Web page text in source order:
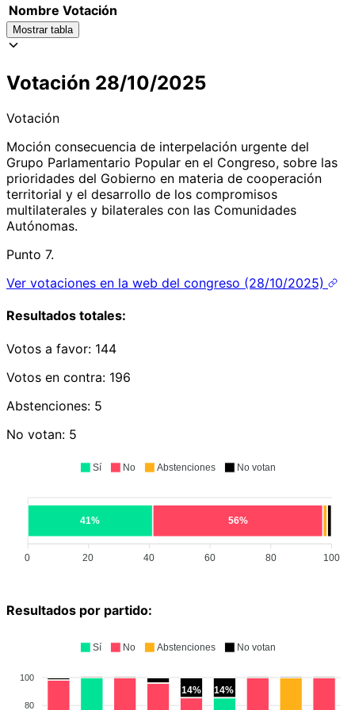
Nombre Votación
Mostrar tabla
Votación 28/10/2025
Votación
Moción consecuencia de interpelación urgente del
Grupo Parlamentario Popular en el Congreso, sobre las
prioridades del Gobierno en materia de cooperación
territorial y el desarrollo de los compromisos
multilaterales y bilaterales con las Comunidades
Autónomas.
Punto 7.
Ver votaciones en la web del congreso (28/10/2025)
Resultados totales:
Votos a favor: 144
Votos en contra: 196
Abstenciones: 5
No votan: 5
41% 56%
100
80
60
40
20
0
Sí No Abstenciones No votan
Resultados por partido:
100
80
14% 14%
Sí No Abstenciones No votan